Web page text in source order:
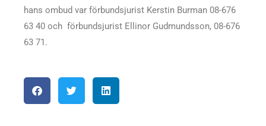
hans ombud var förbundsjurist Kerstin Burman 08-676
63 40 och förbundsjurist Ellinor Gudmundsson, 08-676
63 71.